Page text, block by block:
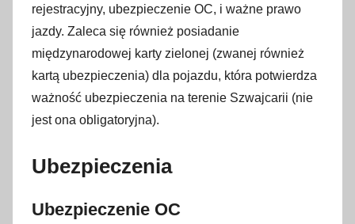
rejestracyjny, ubezpieczenie OC, i ważne prawo
jazdy. Zaleca się również posiadanie
międzynarodowej karty zielonej (zwanej również
kartą ubezpieczenia) dla pojazdu, która potwierdza
ważność ubezpieczenia na terenie Szwajcarii (nie
jest ona obligatoryjna).
Ubezpieczenia
Ubezpieczenie OC